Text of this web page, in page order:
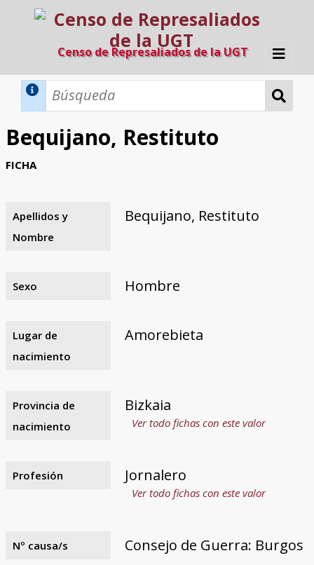
Censo de Represaliados de la UGT
Inicio
Búsqueda Dinámica
Búsqueda Avanzada
Filtros A-Z
Razones y objetivos
El equipo
Colaboradores
Fuentes documentales
Bequijano, Restituto
FICHA
Apellidos y
Nombre
Bequijano, Restituto
Sexo Hombre
Lugar de
nacimiento
Amorebieta
Provincia de
nacimiento
Bizkaia
Ver todo fichas con este valor
Profesión Jornalero
Ver todo fichas con este valor
Nº causa/s Consejo de Guerra: Burgos